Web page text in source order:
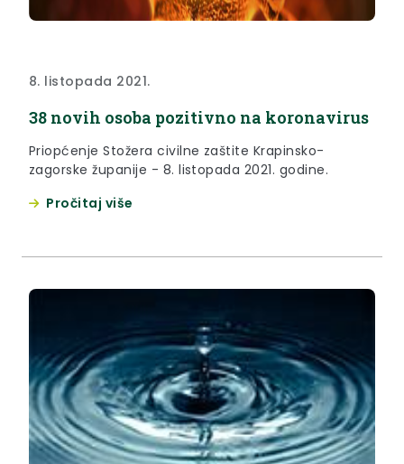
8. listopada 2021.
38 novih osoba pozitivno na koronavirus
Priopćenje Stožera civilne zaštite Krapinsko-
zagorske županije - 8. listopada 2021. godine.
Pročitaj više